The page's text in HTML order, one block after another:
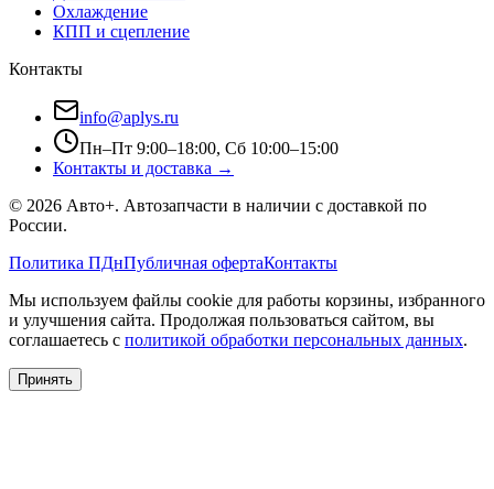
Охлаждение
КПП и сцепление
Контакты
info@aplys.ru
Пн–Пт 9:00–18:00, Сб 10:00–15:00
Контакты и доставка →
© 2026 Авто+. Автозапчасти в наличии с доставкой по
России.
Политика ПДнПубличная офертаКонтакты
Мы используем файлы cookie для работы корзины, избранного
и улучшения сайта. Продолжая пользоваться сайтом, вы
соглашаетесь с политикой обработки персональных данных.
Принять